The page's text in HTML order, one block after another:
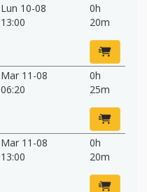
Lun 10-08
13:00
0h
20m
Mar 11-08
06:20
0h
25m
Mar 11-08
13:00
0h
20m